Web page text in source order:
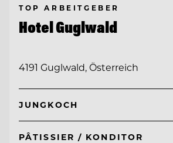
TOP ARBEITGEBER
Hotel Guglwald
4191 Guglwald, Österreich
JUNGKOCH
PÂTISSIER / KONDITOR